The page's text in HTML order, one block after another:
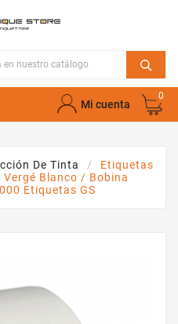
Mi cuenta
0
De Tinta
Etiquetas
Blanco / Bobina
Etiquetas GS